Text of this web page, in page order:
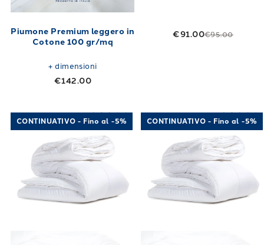
Piumone Premium leggero in
Cotone 100 gr/mq
€142.00
+dimensioni
€91.00€95.00
Link to "Piumone Morfeo Leggero in
CONTINUATIVO - Fino al -5%
Link to "
CONTINUATIVO - Fino al -5%